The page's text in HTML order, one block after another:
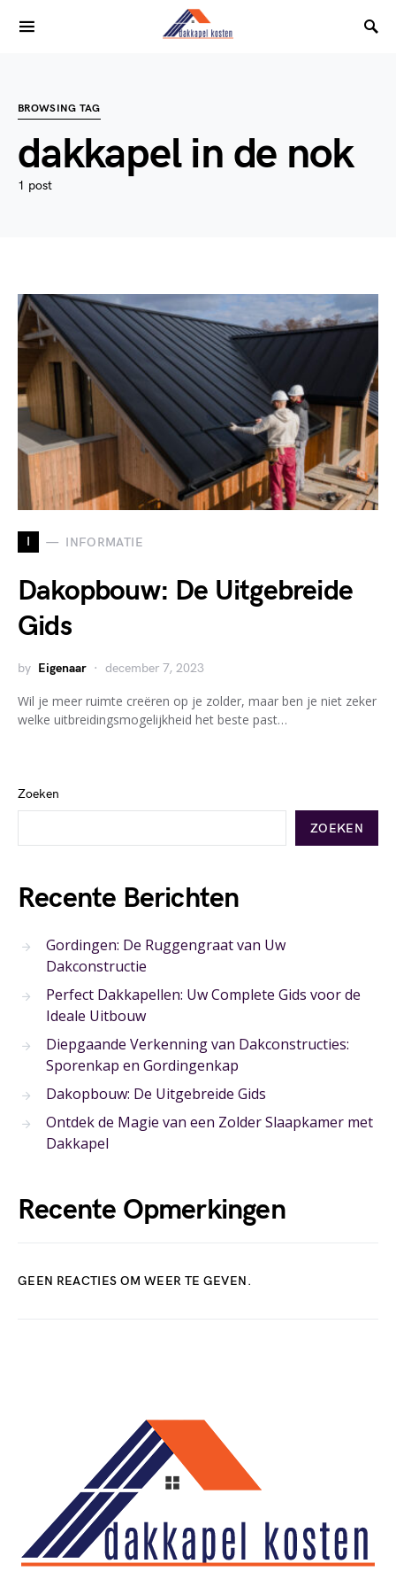
BROWSING TAG
dakkapel in de nok
1 post
I INFORMATIE
Dakopbouw: De Uitgebreide
Gids
by Eigenaar december 7, 2023
Wil je meer ruimte creëren op je zolder, maar ben je niet zeker
welke uitbreidingsmogelijkheid het beste past…
Zoeken
ZOEKEN
Recente Berichten
Gordingen: De Ruggengraat van Uw
Dakconstructie
Perfect Dakkapellen: Uw Complete Gids voor de
Ideale Uitbouw
Diepgaande Verkenning van Dakconstructies:
Sporenkap en Gordingenkap
Dakopbouw: De Uitgebreide Gids
Ontdek de Magie van een Zolder Slaapkamer met
Dakkapel
Recente Opmerkingen
GEEN REACTIES OM WEER TE GEVEN.